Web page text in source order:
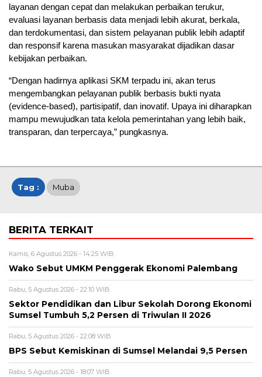
layanan dengan cepat dan melakukan perbaikan terukur,
evaluasi layanan berbasis data menjadi lebih akurat, berkala,
dan terdokumentasi, dan sistem pelayanan publik lebih adaptif
dan responsif karena masukan masyarakat dijadikan dasar
kebijakan perbaikan.
“Dengan hadirnya aplikasi SKM terpadu ini, akan terus
mengembangkan pelayanan publik berbasis bukti nyata
(evidence-based), partisipatif, dan inovatif. Upaya ini diharapkan
mampu mewujudkan tata kelola pemerintahan yang lebih baik,
transparan, dan terpercaya,” pungkasnya.
Tag : Muba
BERITA TERKAIT
Kamis, 6 Agustus 2026 - 14:25 WIB
Wako Sebut UMKM Penggerak Ekonomi Palembang
Rabu, 5 Agustus 2026 - 22:10 WIB
Sektor Pendidikan dan Libur Sekolah Dorong Ekonomi
Sumsel Tumbuh 5,2 Persen di Triwulan II 2026
Rabu, 5 Agustus 2026 - 22:08 WIB
BPS Sebut Kemiskinan di Sumsel Melandai 9,5 Persen
Rabu, 5 Agustus 2026 - 18:07 WIB